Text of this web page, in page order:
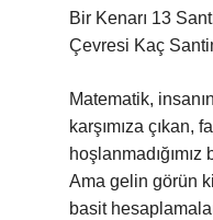
Bir Kenarı 13
Çevresi Kaç
Matematik,
karşımıza çıkan,
Ama gelin görün
basit